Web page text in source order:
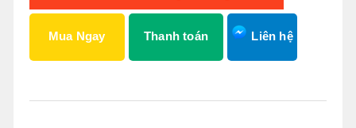
Mua Ngay Thanh toán Liên hệ